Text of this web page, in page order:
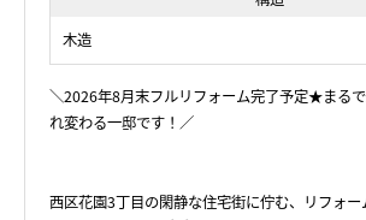
木造
＼2026年8月末フルリフォーム完了予定★まる
れ変わる一邸です！／
西区花園3丁目の閑静な住宅街に佇む、リフォ